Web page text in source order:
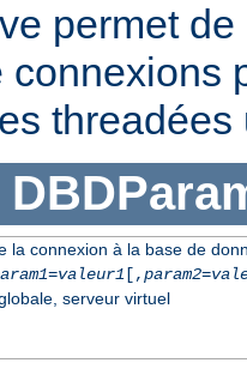
permet
connexions
la connexion à la base de
=valeur1[,param2=
serveur virtuel